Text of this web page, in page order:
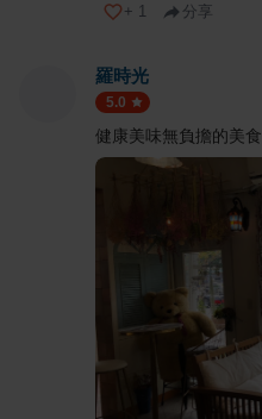
+ 1 分享
羅時光
5.0
健康美味無負擔的美食